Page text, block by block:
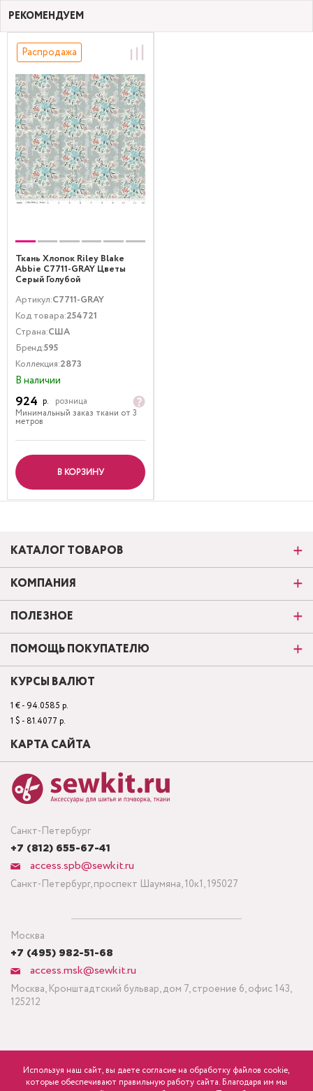
РЕКОМЕНДУЕМ
Распродажа
Ткань Хлопок Riley Blake
Abbie C7711-GRAY Цветы
Серый Голубой
Артикул:C7711-GRAY
Код товара:254721
Страна:США
Бренд:595
Коллекция:2873
В наличии
924 р.
розница
Минимальный заказ ткани от 3
метров
В КОРЗИНУ
Санкт-Петербург
+7 (812) 655-67-41
access.spb@sewkit.ru
Санкт-Петербург, проспект Шаумяна, 10к1, 195027
Москва
+7 (495) 982-51-68
access.msk@sewkit.ru
Москва, Кронштадтский бульвар, дом 7, строение 6, офис 143,
125212
КАТАЛОГ ТОВАРОВ
КОМПАНИЯ
ПОЛЕЗНОЕ
ПОМОЩЬ ПОКУПАТЕЛЮ
КУРСЫ ВАЛЮТ
1 € - 94.0585 р.
1 $ - 81.4077 р.
КАРТА САЙТА
ПОДПИСАТЬСЯ НА НОВОСТИ
Используя наш сайт, вы даете согласие на обработку файлов cookie,
которые обеспечивают правильную работу сайта. Благодаря им мы